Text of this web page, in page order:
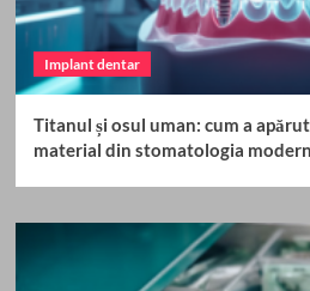
Implant dentar
Titanul și osul uman: cum a
material din stomatologia